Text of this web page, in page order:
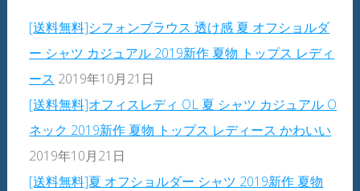
[送料無料]シフォンブラウス 透け感 夏 オフショルダ
ー シャツ カジュアル 2019新作 夏物 トップス レディ
ース 2019年10月21日
[送料無料]オフィスレディ OL 夏 シャツ カジュアル O
ネック 2019新作 夏物 トップス レディース かわいい
2019年10月21日
[送料無料]夏 オフショルダー シャツ 2019新作 夏物